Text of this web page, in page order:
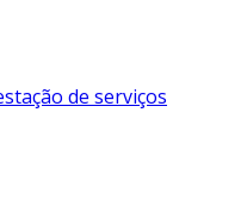
de serviços